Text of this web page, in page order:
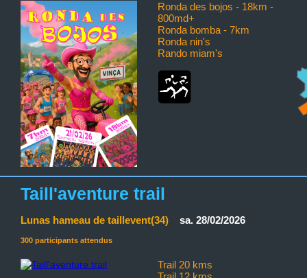
Ronda des bojos - 18km -
800md+
Ronda bomba - 7km
Ronda nin's
Rando miam's
Taill'aventure trail
Lunas hameau de taillevent(34) sa. 28/02/2026
300 participants attendus
Trail 20 kms